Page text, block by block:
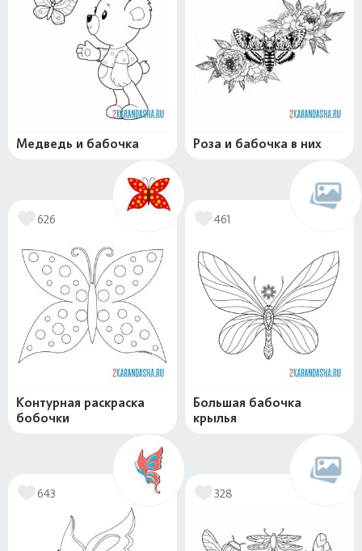
Медведь и бабочка Роза и бабочка в них
626
Контурная раскраска
бобочки
461
Большая бабочка
крылья
643 328